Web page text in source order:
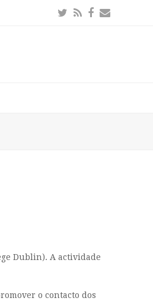
Twitter
RSSFacebook
Email
Dublin). A actividade
o contacto dos